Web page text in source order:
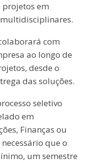
projetos em
com
ao longo de
desde o
das soluções.
seletivo
em
Finanças ou
que o
um semestre